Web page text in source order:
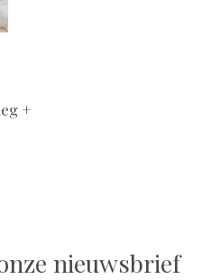
+
nieuwsbrief